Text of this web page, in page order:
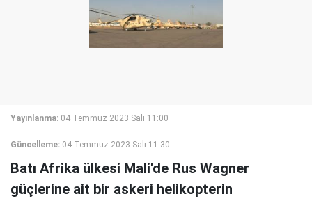
Yayınlanma: 04 Temmuz 2023 Salı 11:00
Güncelleme: 04 Temmuz 2023 Salı 11:30
Batı Afrika ülkesi Mali'de Rus Wagner
güçlerine ait bir askeri helikopterin